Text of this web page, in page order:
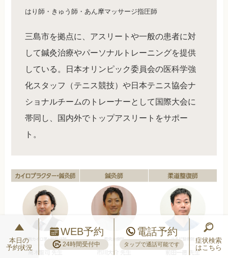
はり師・きゅう師・あん摩マッサージ指圧師
三島市を拠点に、アスリートや一般の患者に対
して鍼灸治療やパーソナルトレーニングを提供
している。日本オリンピック委員会の医科学強
化スタッフ（テニス競技）や日本テニス協会ナ
ショナルチームのトレーナーとして国際大会に
帯同し、国内外でトップアスリートをサポー
ト。
本日の
予約状況
WEB予約
24時間受付中
電話予約
タップで通話可能です
症状検索
はこちら